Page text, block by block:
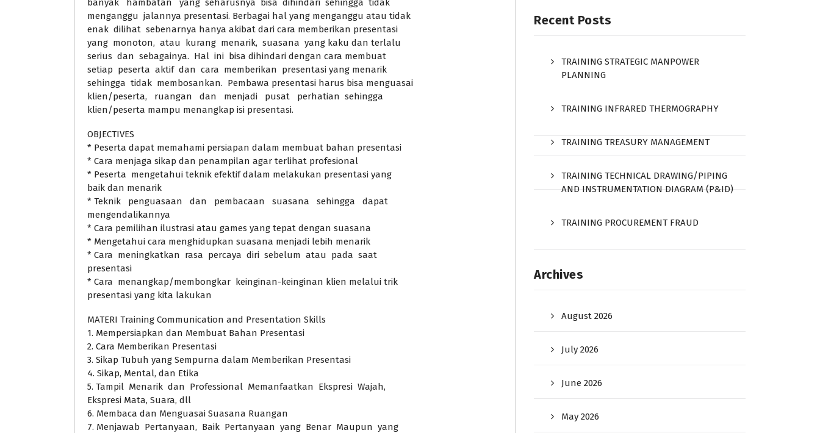
banyak hambatan yang seharusnya bisa dihindari sehingga tidak
menganggu jalannya presentasi. Berbagai hal yang menganggu atau tidak
enak dilihat sebenarnya hanya akibat dari cara memberikan presentasi
yang monoton, atau kurang menarik, suasana yang kaku dan terlalu
serius dan sebagainya. Hal ini bisa dihindari dengan cara membuat
setiap peserta aktif dan cara memberikan presentasi yang menarik
sehingga tidak membosankan. Pembawa presentasi harus bisa menguasai
klien/peserta, ruangan dan menjadi pusat perhatian sehingga
klien/peserta mampu menangkap isi presentasi.
OBJECTIVES
* Peserta dapat memahami persiapan dalam membuat bahan presentasi
* Cara menjaga sikap dan penampilan agar terlihat profesional
* Peserta mengetahui teknik efektif dalam melakukan presentasi yang
baik dan menarik
* Teknik penguasaan dan pembacaan suasana sehingga dapat
mengendalikannya
* Cara pemilihan ilustrasi atau games yang tepat dengan suasana
* Mengetahui cara menghidupkan suasana menjadi lebih menarik
* Cara meningkatkan rasa percaya diri sebelum atau pada saat
presentasi
* Cara menangkap/membongkar keinginan-keinginan klien melalui trik
presentasi yang kita lakukan
MATERI Training Communication and Presentation Skills
1. Mempersiapkan dan Membuat Bahan Presentasi
2. Cara Memberikan Presentasi
3. Sikap Tubuh yang Sempurna dalam Memberikan Presentasi
4. Sikap, Mental, dan Etika
5. Tampil Menarik dan Professional Memanfaatkan Ekspresi Wajah,
Ekspresi Mata, Suara, dll
6. Membaca dan Menguasai Suasana Ruangan
7. Menjawab Pertanyaan, Baik Pertanyaan yang Benar Maupun yang
Recent Posts
TRAINING STRATEGIC MANPOWER
PLANNING
TRAINING INFRARED THERMOGRAPHY
TRAINING TREASURY MANAGEMENT
TRAINING TECHNICAL DRAWING/PIPING
AND INSTRUMENTATION DIAGRAM (P&ID)
TRAINING PROCUREMENT FRAUD
Archives
August 2026
July 2026
June 2026
May 2026